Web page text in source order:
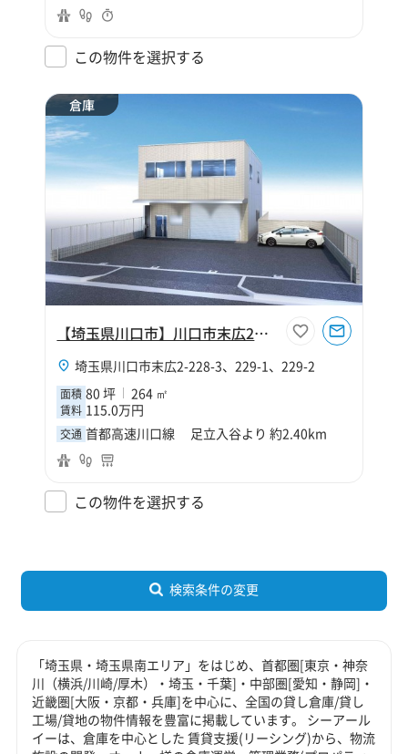
この物件を選択する
倉庫
【埼玉県川口市】川口市末広2丁目80坪倉庫
埼玉県川口市末広2-228-3、229-1、229-2
面積 80 坪 264 ㎡
賃料 115.0万円
交通 首都高速川口線 足立入谷より 約2.40km
この物件を選択する
検索条件の変更
「埼玉県・埼玉県南エリア」をはじめ、首都圏[東京・神奈
川（横浜/川崎/厚木）・埼玉・千葉]・中部圏[愛知・静岡]・
近畿圏[大阪・京都・兵庫]を中心に、全国の貸し倉庫/貸し
工場/貸地の物件情報を豊富に掲載しています。 シーアール
イーは、倉庫を中心とした 賃貸支援(リーシング)から、物流